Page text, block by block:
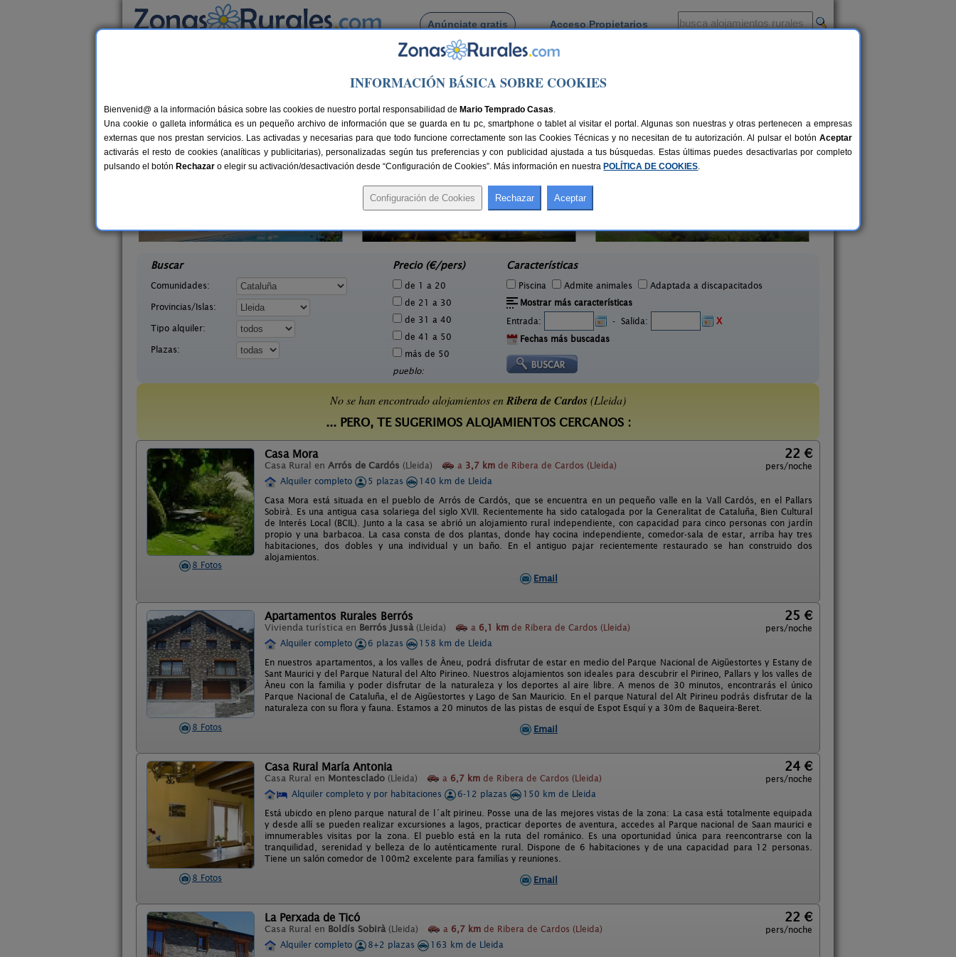
Anúnciate gratis Acceso Propietarios
Busca por pueblo
Casas Rurales cerca de Ribera de Cardos
25 €
Masia Mas d´en Bosch
Buscar
Comunidades:
Provincias/Islas:
Tipo alquiler:
Plazas:
Precio (€/pers)
de 1 a 20
de 21 a 30
de 31 a 40
de 41 a 50
más de 50
pueblo:
Características
Piscina Admite animales
Adaptada a discapacitados
Mostrar más características
Entrada:
- Salida:
X
Fechas más buscadas
No se han encontrado alojamientos enRibera de Cardos(Lleida)
... PERO, TE SUGERIMOS ALOJAMIENTOS CERCANOS :
8 Fotos
Casa Mora
Casa Rural en Arrós de Cardós (Lleida) a 3,7 km de Ribera de Cardos (Lleida)
22 €
pers/noche
Alquiler completo
5 plazas
140 km de Lleida
Casa Mora está situada en el pueblo de Arrós de Cardós, que se encuentra en un pequeño valle en la Vall Cardós, en el Pallars
Sobirà. Es una antigua casa solariega del siglo XVII. Recientemente ha sido catalogada por la Generalitat de Cataluña, Bien Cultural
de Interés Local (BCIL). Junto a la casa se abrió un alojamiento rural independiente, con capacidad para cinco personas con jardín
propio y una barbacoa. La casa consta de dos plantas, donde hay cocina independiente, comedor-sala de estar, arriba hay tres
habitaciones, dos dobles y una individual y un baño. En el antiguo pajar recientemente restaurado se han construido dos
alojamientos.
Email
8 Fotos
Apartamentos Rurales Berrós
Vivienda turística en Berrós Jussà (Lleida) a 6,1 km de Ribera de Cardos (Lleida)
25 €
pers/noche
Alquiler completo
6 plazas
158 km de Lleida
En nuestros apartamentos, a los valles de Àneu, podrá disfrutar de estar en medio del Parque Nacional de Aigüestortes y Estany de
Sant Maurici y del Parque Natural del Alto Pirineo. Nuestros alojamientos son ideales para descubrir el Pirineo, Pallars y los valles de
Àneu con la familia y poder disfrutar de la naturaleza y los deportes al aire libre. A menos de 30 minutos, encontrarás el único
Parque Nacional de Cataluña, el de Aigüestortes y Lago de San Mauricio. En el parque Natural del Alt Pirineu podrás disfrutar de la
naturaleza con su flora y fauna. Estamos a 20 minutos de las pistas de esquí de Espot Esquí y a 30m de Baqueira-Beret.
Email
8 Fotos
Casa Rural María Antonia
Casa Rural en Montesclado (Lleida) a 6,7 km de Ribera de Cardos (Lleida)
24 €
pers/noche
Alquiler completo y por habitaciones
6-12 plazas
150 km de Lleida
Está ubicdo en pleno parque natural de l´alt pirineu. Posse una de las mejores vistas de la zona: La casa está totalmente equipada
y desde allí se pueden realizar excursiones a lagos, practicar deportes de aventura, accedes al Parque nacional de Saan maurici e
imnumerables visitas por la zona. El pueblo está en la ruta del románico. Es una oportunidad única para reencontrarse con la
tranquilidad, serenidad y belleza de lo auténticamente rural. Dispone de 6 habitaciones y de una capacidad para 12 personas.
Tiene un salón comedor de 100m2 excelente para familías y reuniones.
Email
La Perxada de Ticó
Casa Rural en Boldís Sobirà (Lleida) a 6,7 km de Ribera de Cardos (Lleida)
22 €
pers/noche
Alquiler completo
8+2 plazas
163 km de Lleida
INFORMACIÓN BÁSICA SOBRE COOKIES
Bienvenid@ a la información básica sobre las cookies de nuestro portal responsabilidad de Mario Temprado Casas.
Una cookie o galleta informática es un pequeño archivo de información que se guarda en tu pc, smartphone o tablet al visitar el portal. Algunas son nuestras y otras pertenecen a empresas
externas que nos prestan servicios. Las activadas y necesarias para que todo funcione correctamente son las Cookies Técnicas y no necesitan de tu autorización. Al pulsar el botón Aceptar
activarás el resto de cookies (analíticas y publicitarias), personalizadas según tus preferencias y con publicidad ajustada a tus búsquedas. Estas últimas puedes desactivarlas por completo
pulsando el botón Rechazar o elegir su activación/desactivación desde “Configuración de Cookies”. Más información en nuestra POLÍTICA DE COOKIES.